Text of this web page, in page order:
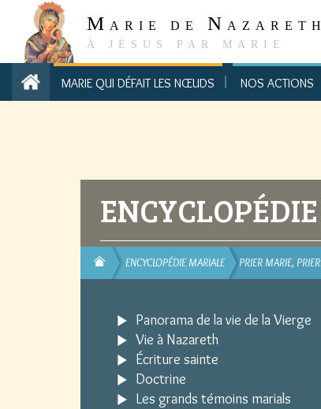
M ARIE DE N AZARETH
À JÉSUS PAR MARIE
MARIE QUI DÉFAIT LES NŒUDS NOS ACTIONS
ENCYCLOPÉDIE MARIALE PRIER MARIE,
Panorama de la vie de la Vierge
Vie à Nazareth
Écriture sainte
Doctrine
Les grands témoins marials